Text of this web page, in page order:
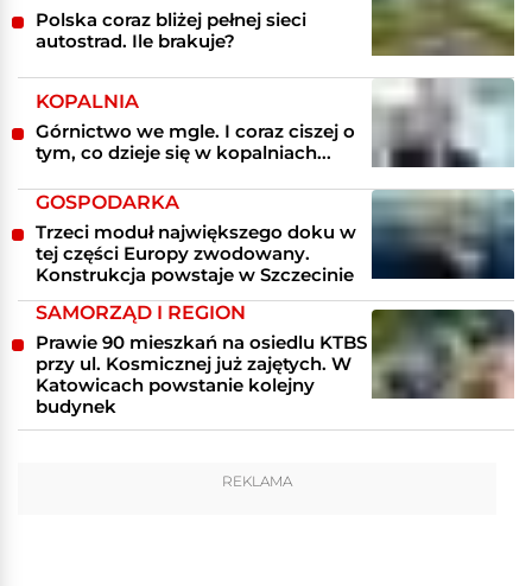
Polska coraz bliżej pełnej sieci
autostrad. Ile brakuje?
KOPALNIA
Górnictwo we mgle. I coraz ciszej o
tym, co dzieje się w kopalniach...
GOSPODARKA
Trzeci moduł największego doku w
tej części Europy zwodowany.
Konstrukcja powstaje w Szczecinie
SAMORZĄD I REGION
Prawie 90 mieszkań na osiedlu KTBS
przy ul. Kosmicznej już zajętych. W
Katowicach powstanie kolejny
budynek
REKLAMA